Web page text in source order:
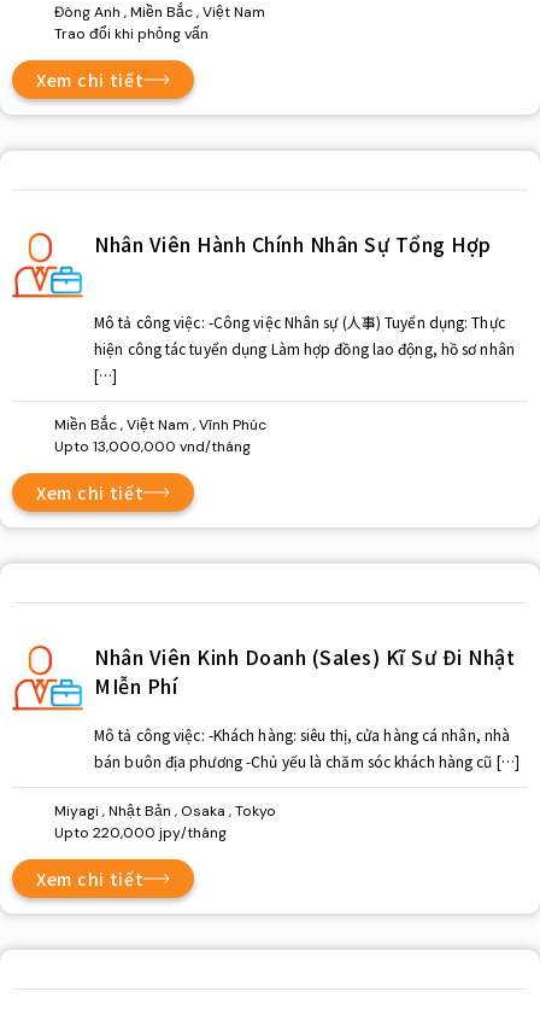
Đông Anh , Miền Bắc , Việt Nam
Trao đổi khi phỏng vấn
Xem chi tiết
Nhân Viên Hành Chính Nhân Sự Tổng Hợp
Mô tả công việc: -Công việc Nhân sự (人事) Tuyển dụng: Thực
hiện công tác tuyển dụng Làm hợp đồng lao động, hồ sơ nhân
[…]
Miền Bắc , Việt Nam , Vĩnh Phúc
Upto 13,000,000 vnd/tháng
Xem chi tiết
Nhân Viên Kinh Doanh (Sales) Kĩ Sư Đi Nhật
MIễn Phí
Mô tả công việc: -Khách hàng: siêu thị, cửa hàng cá nhân, nhà
bán buôn địa phương -Chủ yếu là chăm sóc khách hàng cũ […]
Miyagi , Nhật Bản , Osaka , Tokyo
Upto 220,000 jpy/tháng
Xem chi tiết